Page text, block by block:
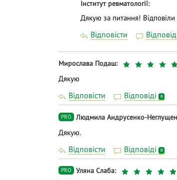
Інститут ревматології
Дякую за питання! Відповіли
Відповісти
Мирослава Подаш
Дякую
Відповісти Відповіді 0
PRO Людмила Андрусенко-
Дякую.
Відповісти Відповіді 0
PRO Уляна Слаба